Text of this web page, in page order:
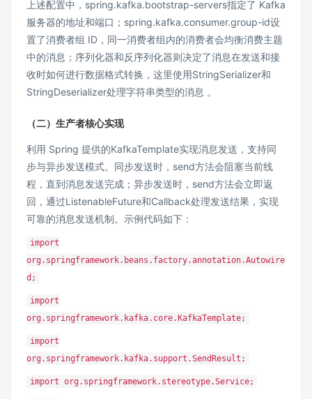
上述配置中，spring.kafka.bootstrap-servers指定了 Kafka
服务器的地址和端口；spring.kafka.consumer.group-id设
置了消费者组 ID，同一消费者组内的消费者会均衡消费主题
中的消息；序列化器和反序列化器则决定了消息在发送和接
收时如何进行数据格式转换，这里使用StringSerializer和
StringDeserializer处理字符串类型的消息 。
（二）生产者核心实现
利用 Spring 提供的KafkaTemplate实现消息发送，支持同
步与异步发送模式。同步发送时，send方法会阻塞当前线
程，直到消息发送完成；异步发送时，send方法会立即返
回，通过ListenableFuture和Callback处理发送结果，实现
可靠的消息发送机制。示例代码如下：
import
org.springframework.beans.factory.annotation.Autowire
d;
import
org.springframework.kafka.core.KafkaTemplate;
import
org.springframework.kafka.support.SendResult;
import org.springframework.stereotype.Service;